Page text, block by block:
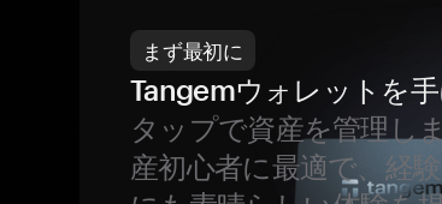
まず最初に
Tangemウォレットを
タップで資産を管理し
産初心者に最適で、経